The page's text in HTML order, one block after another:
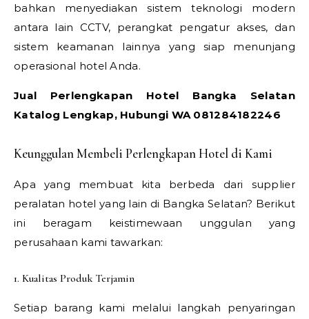
bahkan menyediakan sistem teknologi modern
antara lain CCTV, perangkat pengatur akses, dan
sistem keamanan lainnya yang siap menunjang
operasional hotel Anda.
Jual Perlengkapan Hotel Bangka Selatan
Katalog Lengkap, Hubungi WA 081284182246
Keunggulan Membeli Perlengkapan Hotel di Kami
Apa yang membuat kita berbeda dari supplier
peralatan hotel yang lain di Bangka Selatan? Berikut
ini beragam keistimewaan unggulan yang
perusahaan kami tawarkan:
1. Kualitas Produk Terjamin
Setiap barang kami melalui langkah penyaringan